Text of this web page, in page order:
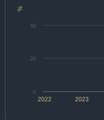
%
2022 2023
0
20
40